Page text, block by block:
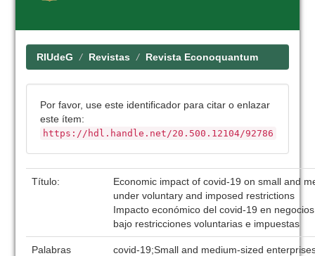
RIUdeG Revistas Revista Econoquantum
Por favor, use este identificador para citar o enlazar
este ítem:
https://hdl.handle.net/20.500.12104/92786
Título:
Economic impact of covid-19 on small and
under voluntary and imposed restrictions
Impacto económico del covid-19 en
bajo restricciones voluntarias e impuestas
Palabras
covid-19;Small and medium-sized